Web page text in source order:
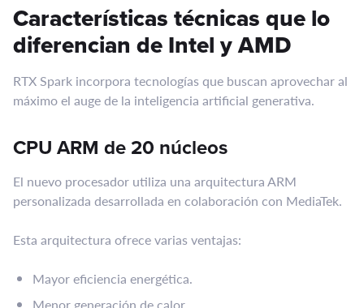
Características técnicas que lo
diferencian de Intel y AMD
RTX Spark incorpora tecnologías que buscan aprovechar al
máximo el auge de la inteligencia artificial generativa.
CPU ARM de 20 núcleos
El nuevo procesador utiliza una arquitectura ARM
personalizada desarrollada en colaboración con MediaTek.
Esta arquitectura ofrece varias ventajas:
Mayor eficiencia energética.
Menor generación de calor.